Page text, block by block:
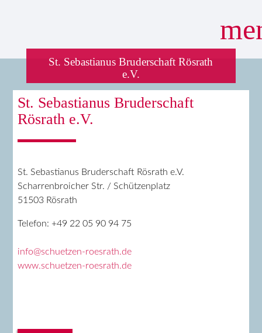
Suchbegriffe SUCHEN
St. Sebastianus Bruderschaft Rösrath
e.V.
St. Sebastianus Bruderschaft
Rösrath e.V.
St. Sebastianus Bruderschaft Rösrath e.V.
Scharrenbroicher Str. / Schützenplatz
51503 Rösrath
Telefon: +49 22 05 90 94 75
info@schuetzen-roesrath.de
www.schuetzen-roesrath.de